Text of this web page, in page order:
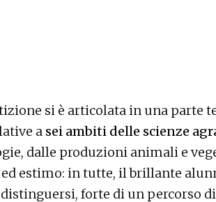
si è articolata in una parte
a sei ambiti delle scienze
dalle produzioni animali e
estimo: in tutte, il brillante
forte di un percorso